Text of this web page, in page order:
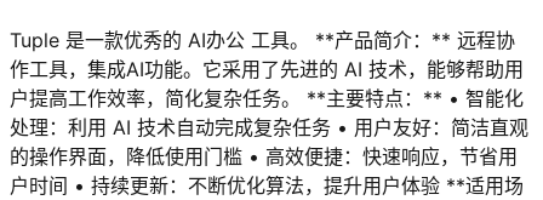
Tuple 是一款优秀的 AI办公 工具。 **产品简介：** 远程协
作工具，集成AI功能。它采用了先进的 AI 技术，能够帮助用
户提高工作效率，简化复杂任务。 **主要特点：** • 智能化
处理：利用 AI 技术自动完成复杂任务 • 用户友好：简洁直观
的操作界面，降低使用门槛 • 高效便捷：快速响应，节省用
户时间 • 持续更新：不断优化算法，提升用户体验 **适用场